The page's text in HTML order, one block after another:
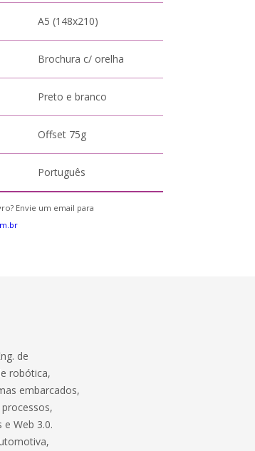
A5 (148x210)
Brochura c/ orelha
Preto e branco
Offset 75g
Português
Envie um email para
de
robótica,
embarcados,
Web 3.0.